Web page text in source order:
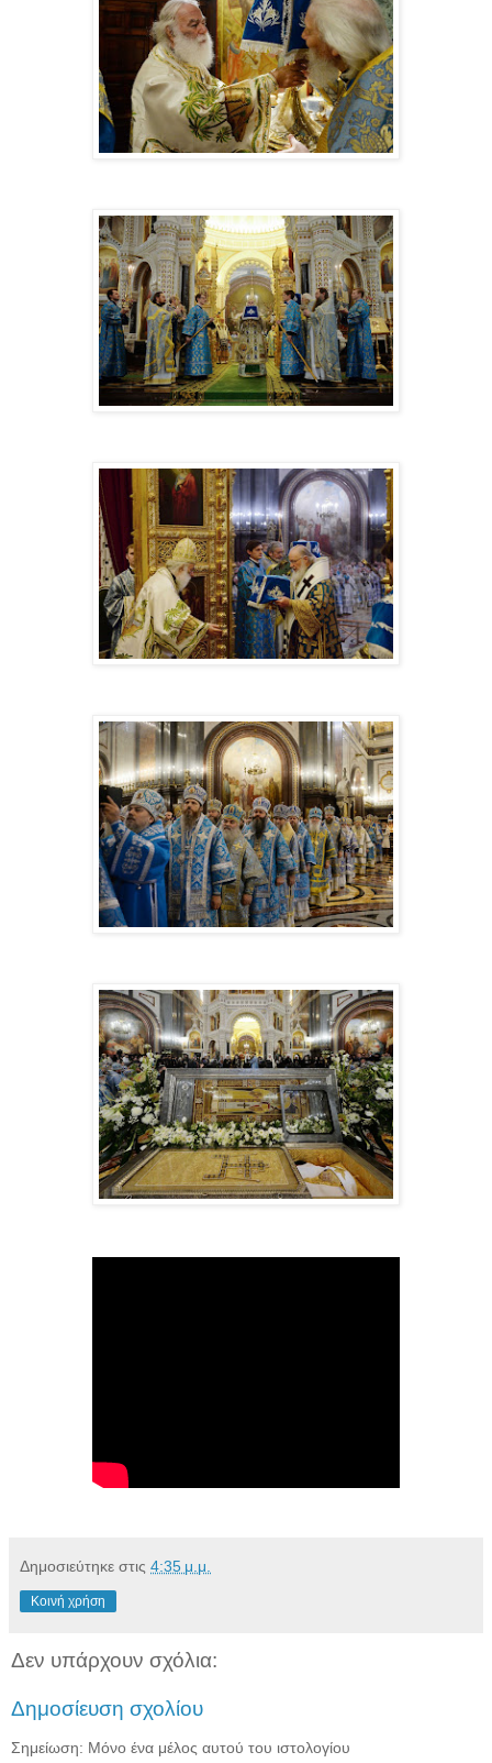
Δημοσιεύτηκε στις 4:35 μ.μ.
Κοινή χρήση
Δεν υπάρχουν σχόλια:
Δημοσίευση σχολίου
Σημείωση: Μόνο ένα μέλος αυτού του ιστολογίου